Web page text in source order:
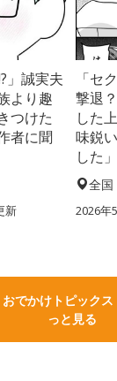
」誠実夫
より趣
つけた
者に聞
新
「セ
撃退
した
味鋭
した
全国
2026年
でかけトピック
っと見る